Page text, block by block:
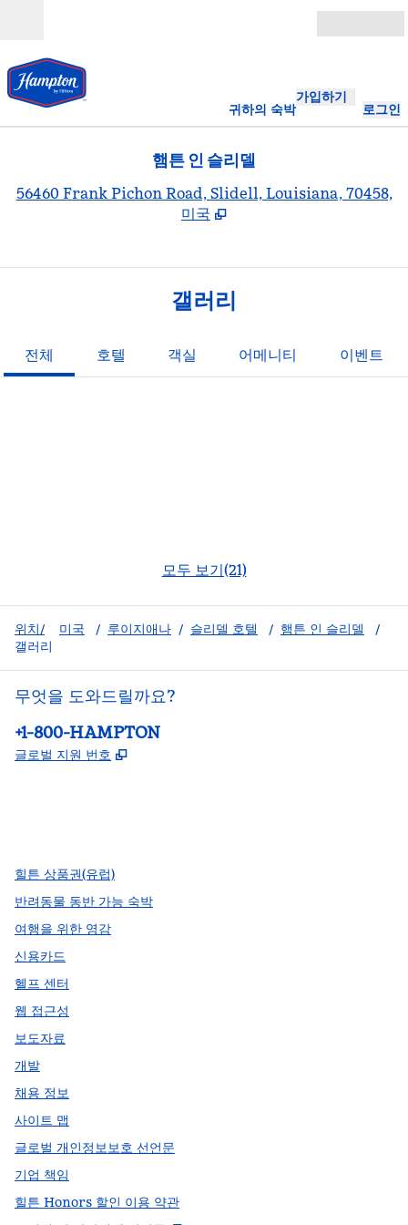
귀하의 숙박
가입하기
로그인
햄튼 인 슬리델
56460 Frank Pichon Road, Slidell, Louisiana, 70458,
미국
갤러리
전체 호텔 객실 어메니티 이벤트
모두 보기(21)
위치/ 미국 / 루이지애나 / 슬리델 호텔 / 햄튼 인 슬리델
/
갤러리
무엇을 도와드릴까요?
전화:
+1-800-HAMPTON
글로벌 지원 번호 ,
힐튼 상품권(유럽)
반려동물 동반 가능 숙박
여행을 위한 영감
신용카드
헬프 센터
웹 접근성
보도자료
개발
채용 정보
사이트 맵
글로벌 개인정보보호 선언문
기업 책임
힐튼 Honors 할인 이용 약관